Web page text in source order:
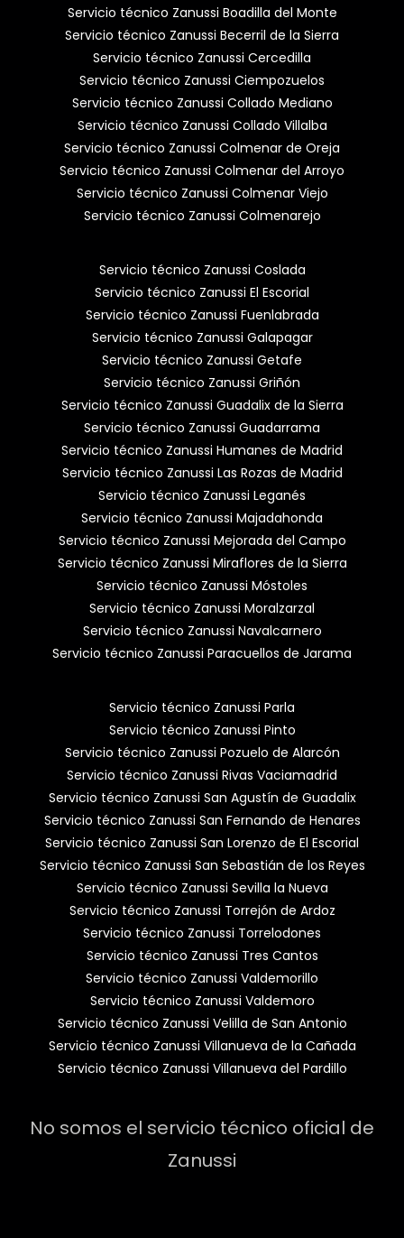
Servicio técnico Zanussi Boadilla del Monte
Servicio técnico Zanussi Becerril de la Sierra
Servicio técnico Zanussi Cercedilla
Servicio técnico Zanussi Ciempozuelos
Servicio técnico Zanussi Collado Mediano
Servicio técnico Zanussi Collado Villalba
Servicio técnico Zanussi Colmenar de Oreja
Servicio técnico Zanussi Colmenar del Arroyo
Servicio técnico Zanussi Colmenar Viejo
Servicio técnico Zanussi Colmenarejo
Servicio técnico Zanussi Coslada
Servicio técnico Zanussi El Escorial
Servicio técnico Zanussi Fuenlabrada
Servicio técnico Zanussi Galapagar
Servicio técnico Zanussi Getafe
Servicio técnico Zanussi Griñón
Servicio técnico Zanussi Guadalix de la Sierra
Servicio técnico Zanussi Guadarrama
Servicio técnico Zanussi Humanes de Madrid
Servicio técnico Zanussi Las Rozas de Madrid
Servicio técnico Zanussi Leganés
Servicio técnico Zanussi Majadahonda
Servicio técnico Zanussi Mejorada del Campo
Servicio técnico Zanussi Miraflores de la Sierra
Servicio técnico Zanussi Móstoles
Servicio técnico Zanussi Moralzarzal
Servicio técnico Zanussi Navalcarnero
Servicio técnico Zanussi Paracuellos de Jarama
Servicio técnico Zanussi Parla
Servicio técnico Zanussi Pinto
Servicio técnico Zanussi Pozuelo de Alarcón
Servicio técnico Zanussi Rivas Vaciamadrid
Servicio técnico Zanussi San Agustín de Guadalix
Servicio técnico Zanussi San Fernando de Henares
Servicio técnico Zanussi San Lorenzo de El Escorial
Servicio técnico Zanussi San Sebastián de los Reyes
Servicio técnico Zanussi Sevilla la Nueva
Servicio técnico Zanussi Torrejón de Ardoz
Servicio técnico Zanussi Torrelodones
Servicio técnico Zanussi Tres Cantos
Servicio técnico Zanussi Valdemorillo
Servicio técnico Zanussi Valdemoro
Servicio técnico Zanussi Velilla de San Antonio
Servicio técnico Zanussi Villanueva de la Cañada
Servicio técnico Zanussi Villanueva del Pardillo
No somos el servicio técnico oficial de
Zanussi